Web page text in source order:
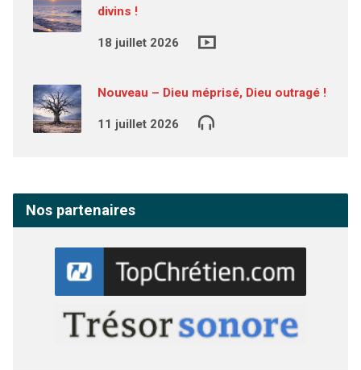
divins !
18 juillet 2026
Nouveau – Dieu méprisé, Dieu outragé !
11 juillet 2026
Nos partenaires